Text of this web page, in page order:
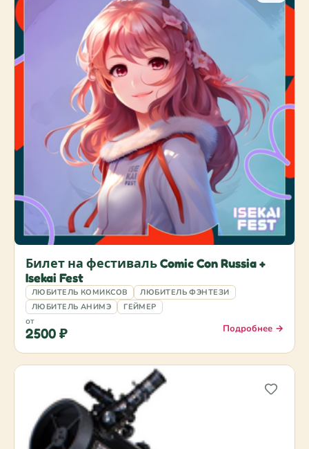
Билет на фестиваль Comic Con Russia +
Isekai Fest
ЛЮБИТЕЛЬ КОМИКСОВ
ЛЮБИТЕЛЬ ФЭНТЕЗИ
ЛЮБИТЕЛЬ АНИМЭ
ГЕЙМЕР
от
2500 ₽ Подробнее →